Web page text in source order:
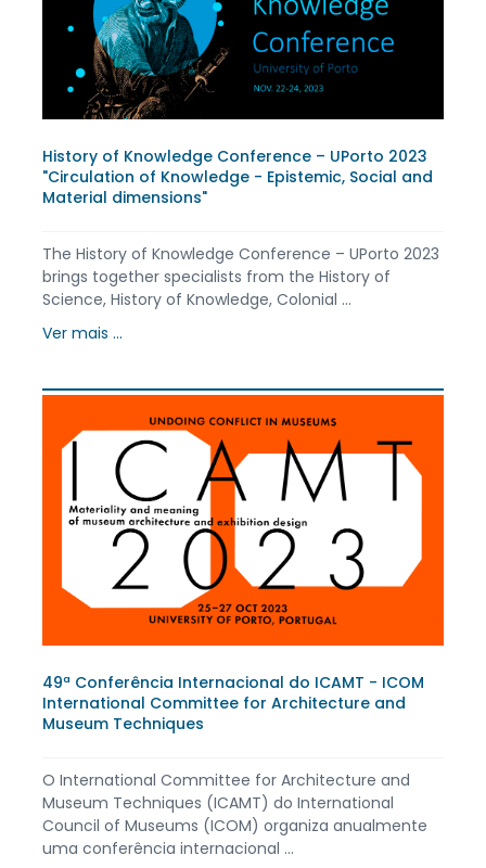
History of Knowledge Conference – UPorto 2023
"Circulation of Knowledge - Epistemic, Social and
Material dimensions"
The History of Knowledge Conference – UPorto 2023
brings together specialists from the History of
Science, History of Knowledge, Colonial ...
Ver mais ...
49ª Conferência Internacional do ICAMT - ICOM
International Committee for Architecture and
Museum Techniques
O International Committee for Architecture and
Museum Techniques (ICAMT) do International
Council of Museums (ICOM) organiza anualmente
uma conferência internacional ...